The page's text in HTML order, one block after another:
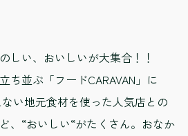
しい、おいしいが大集合！！
ち並ぶ「フードCARAVAN」に
い地元食材を使った人気店との
、“おいしい“がたくさん。おなか